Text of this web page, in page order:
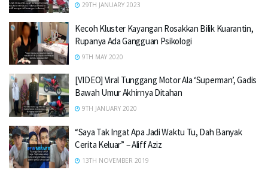
29TH JANUARY 2023
Kecoh Kluster Kayangan Rosakkan Bilik Kuarantin,
Rupanya Ada Gangguan Psikologi
9TH MAY 2020
[VIDEO] Viral Tunggang Motor Ala ‘Superman’, Gadis
Bawah Umur Akhirnya Ditahan
9TH JANUARY 2020
“Saya Tak Ingat Apa Jadi Waktu Tu, Dah Banyak
Cerita Keluar” – Aliff Aziz
13TH NOVEMBER 2019